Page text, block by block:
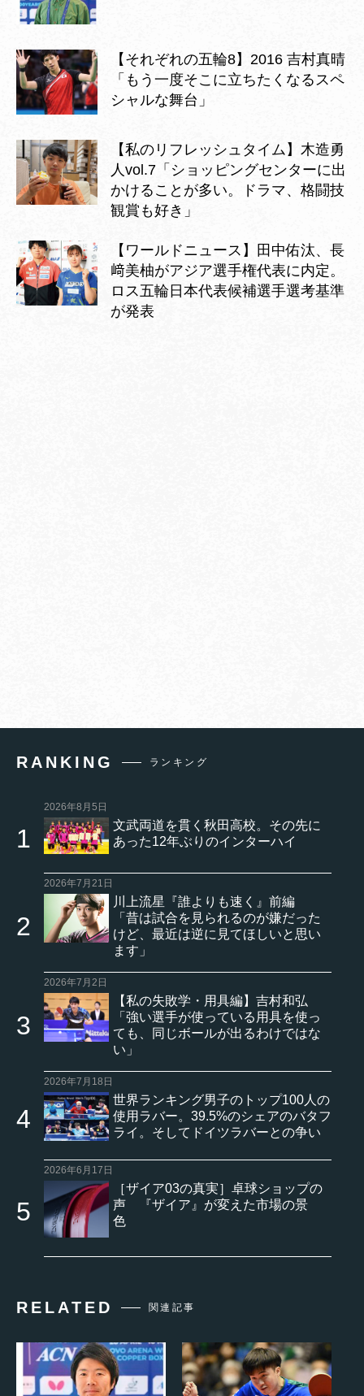
【それぞれの五輪8】2016 吉村真晴
「もう一度そこに立ちたくなるスペ
シャルな舞台」
【私のリフレッシュタイム】木造勇
人vol.7「ショッピングセンターに出
かけることが多い。ドラマ、格闘技
観賞も好き」
【ワールドニュース】田中佑汰、長
﨑美柚がアジア選手権代表に内定。
ロス五輪日本代表候補選手選考基準
が発表
RANKING ランキング
2026年8月5日
文武両道を貫く秋田高校。その先に
あった12年ぶりのインターハイ
2026年7月21日
川上流星『誰よりも速く』前編
「昔は試合を見られるのが嫌だった
けど、最近は逆に見てほしいと思い
ます」
2026年7月2日
【私の失敗学・用具編】吉村和弘
「強い選手が使っている用具を使っ
ても、同じボールが出るわけではな
い」
2026年7月18日
世界ランキング男子のトップ100人の
使用ラバー。39.5%のシェアのバタフ
ライ。そしてドイツラバーとの争い
2026年6月17日
［ザイア03の真実］卓球ショップの
声 『ザイア』が変えた市場の景
色
RELATED 関連記事